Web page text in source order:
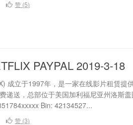
赞 (5)
PAYPAL 2019-3-18
成立于1997年，是一家在线影片租赁提
递送，总部位于美国加利福尼亚州洛斯
Bin: 42134527...
赞 (3)